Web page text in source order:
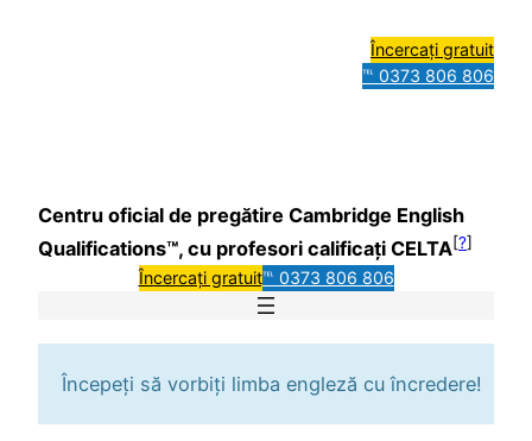
Încercați gratuit
℡ 0373 806 806
Centru oficial de pregătire Cambridge English
Qualifications™, cu profesori calificați CELTA[?]
Încercați gratuit℡ 0373 806 806
Începeți să vorbiți limba engleză cu încredere!